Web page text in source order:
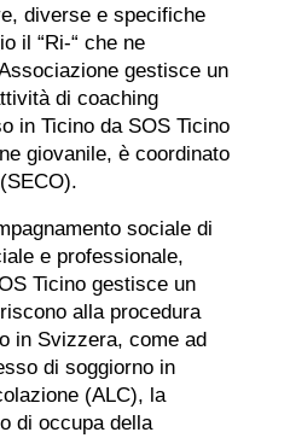
diverse e specifiche
il “Ri-“ che ne
gestisce un
di coaching
in Ticino da SOS Ticino
giovanile, è coordinato
sociale di
e professionale,
Ticino gestisce un
alla procedura
in Svizzera, come ad
di soggiorno in
(ALC), la
di occupa della